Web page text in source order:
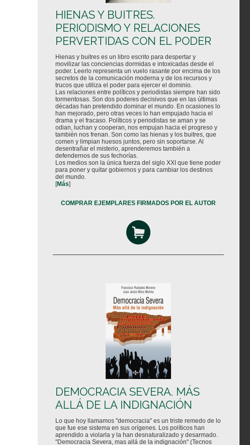
HIENAS Y BUITRES.
PERIODISMO Y RELACIONES
PERVERTIDAS CON EL PODER
Hienas y buitres es un libro escrito para despertar y
movilizar las conciencias dormidas e intoxicadas desde el
poder. Leerlo representa un vuelo rasante por encima de los
secretos de la comunicación moderna y de los recursos y
trucos que utiliza el poder para ejercer el dominio.
Las relaciones entre políticos y periodistas siempre han sido
tormentosas. Son dos poderes decisivos que en las últimas
décadas han pretendido dominar el mundo. En ocasiones lo
han mejorado, pero otras veces lo han empujado hacia el
drama y el fracaso. Políticos y periodistas se aman y se
odian, luchan y cooperan, nos empujan hacia el progreso y
también nos frenan. Son como las hienas y los buitres, que
comen y limpian huesos juntos, pero sin soportarse. Al
desentrañar el misterio, aprenderemos también a
defendernos de sus fechorías.
Los medios son la única fuerza del siglo XXI que tiene poder
para poner y quitar gobiernos y para cambiar los destinos
del mundo.
[Más]
COMPRAR EJEMPLARES FIRMADOS POR EL AUTOR
DEMOCRACIA SEVERA. MÁS
ALLÁ DE LA INDIGNACIÓN
Lo que hoy llamamos "democracia" es un triste remedo de lo
que fue ese sistema en sus orígenes. Los políticos han
aprendido a violarla y la han desnaturalizado y desarmado.
"Democracia Severa, mas allá de la indignación" (Tecnos